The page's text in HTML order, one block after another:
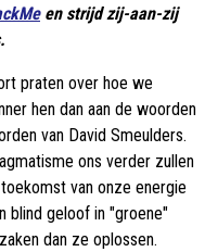
en strijd zij-aan-zij
praten over hoe we
hen dan aan de woorden
van David Smeulders.
ons verder zullen
van onze energie
blind geloof in "groene"
dan ze oplossen.